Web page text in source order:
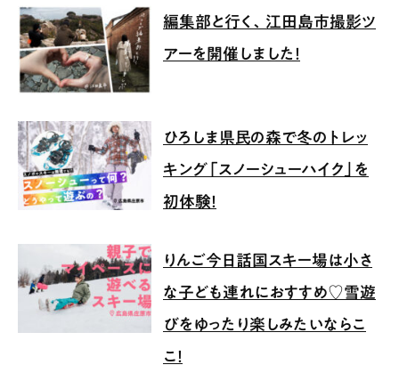
編集部と行く、江田島市撮影ツ
アーを開催しました！
ひろしま県民の森で冬のトレッ
キング「スノーシューハイク」を
初体験！
りんご今日話国スキー場は小さ
な子ども連れにおすすめ♡雪遊
びをゆったり楽しみたいならこ
こ！